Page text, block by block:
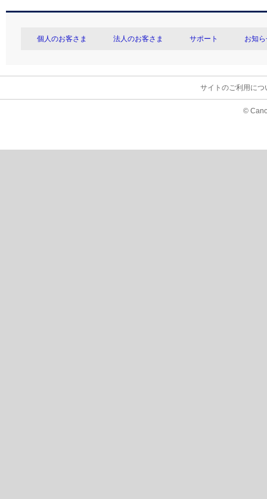
個人のお客さま 法人のお客さま サポート お知
サイトのご利用につ
©